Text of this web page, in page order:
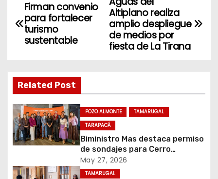
N
a
g
a
c
i
ó
Altiplano realiza
amplio despliegue
de medios por
fiesta de La Tirana
Firman convenio
para fortalecer
turismo
sustentable
Related Post
POZO ALMONTE
TAMARUGAL
TARAPACÁ
Biministro Mas destaca permiso
de sondajes para Cerro
Colorado
May 27, 2026
TAMARUGAL